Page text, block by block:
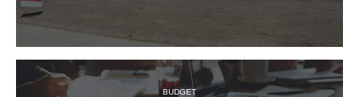
BUDGET